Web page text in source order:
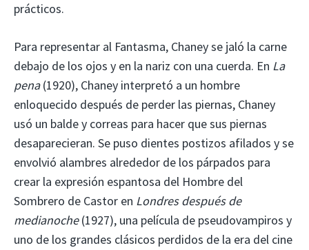
prácticos.
Para representar al Fantasma, Chaney se jaló la carne
debajo de los ojos y en la nariz con una cuerda. En La
pena(1920), Chaney interpretó a un hombre
enloquecido después de perder las piernas, Chaney
usó un balde y correas para hacer que sus piernas
desaparecieran. Se puso dientes postizos afilados y se
envolvió alambres alrededor de los párpados para
crear la expresión espantosa del Hombre del
Sombrero de Castor en Londres después de
medianoche(1927), una película de pseudovampiros y
uno de los grandes clásicos perdidos de la era del cine